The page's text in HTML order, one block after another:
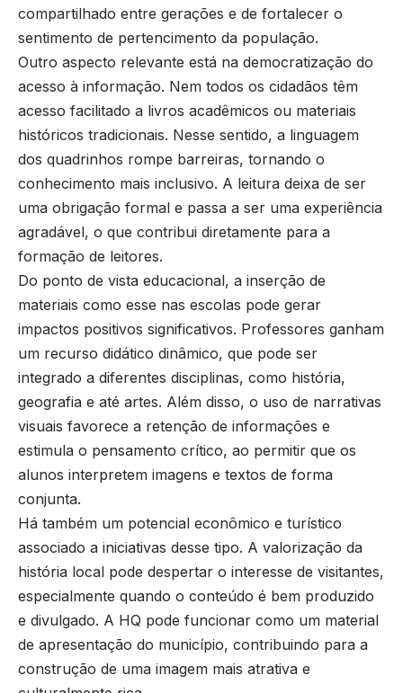
compartilhado entre gerações e de fortalecer o
sentimento de pertencimento da população.
Outro aspecto relevante está na democratização do
acesso à informação. Nem todos os cidadãos têm
acesso facilitado a livros acadêmicos ou materiais
históricos tradicionais. Nesse sentido, a linguagem
dos quadrinhos rompe barreiras, tornando o
conhecimento mais inclusivo. A leitura deixa de ser
uma obrigação formal e passa a ser uma experiência
agradável, o que contribui diretamente para a
formação de leitores.
Do ponto de vista educacional, a inserção de
materiais como esse nas escolas pode gerar
impactos positivos significativos. Professores ganham
um recurso didático dinâmico, que pode ser
integrado a diferentes disciplinas, como história,
geografia e até artes. Além disso, o uso de narrativas
visuais favorece a retenção de informações e
estimula o pensamento crítico, ao permitir que os
alunos interpretem imagens e textos de forma
conjunta.
Há também um potencial econômico e turístico
associado a iniciativas desse tipo. A valorização da
história local pode despertar o interesse de visitantes,
especialmente quando o conteúdo é bem produzido
e divulgado. A HQ pode funcionar como um material
de apresentação do município, contribuindo para a
construção de uma imagem mais atrativa e